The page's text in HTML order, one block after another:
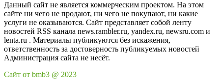
Данный сайт не является коммерческим проектом. На этом
сайте ни чего не продают, ни чего не покупают, ни какие
услуги не оказываются. Сайт представляет собой ленту
новостей RSS канала news.rambler.ru, yandex.ru, newsru.com и
lenta.ru . Материалы публикуются без искажения,
ответственность за достоверность публикуемых новостей
Администрация сайта не несёт.
Сайт от bmb3 @ 2023